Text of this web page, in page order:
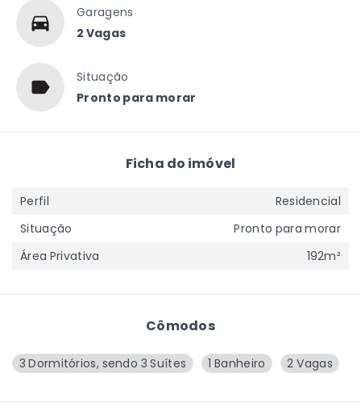
Garagens
2 Vagas
Situação
Pronto para morar
Cômodos
3 Dormitórios, sendo 3 Suítes 1 Banheiro 2 Vagas
Ficha do imóvel
Perfil
Residencial
Situação
Pronto para morar
Área Privativa
192m²